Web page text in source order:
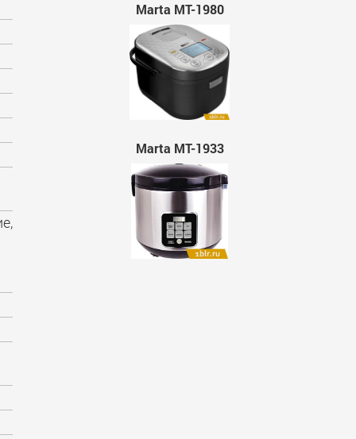
Marta MT-1980
Marta MT-1933